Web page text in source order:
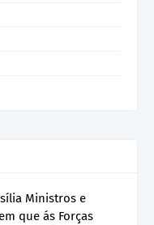
Ministros e
que ás Forças